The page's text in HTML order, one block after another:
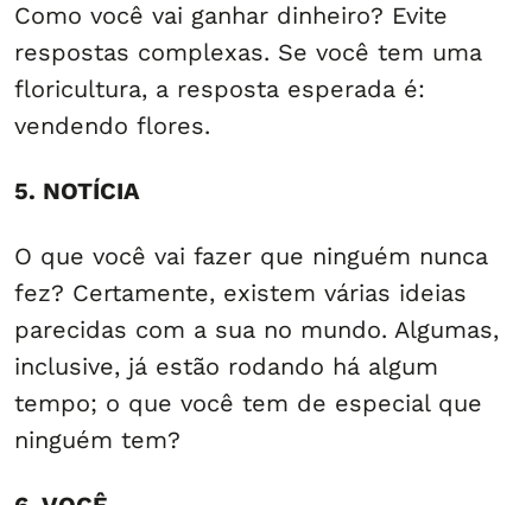
Como você vai ganhar dinheiro? Evite
respostas complexas. Se você tem uma
floricultura, a resposta esperada é:
vendendo flores.
5. NOTÍCIA
O que você vai fazer que ninguém nunca
fez? Certamente, existem várias ideias
parecidas com a sua no mundo. Algumas,
inclusive, já estão rodando há algum
tempo; o que você tem de especial que
ninguém tem?